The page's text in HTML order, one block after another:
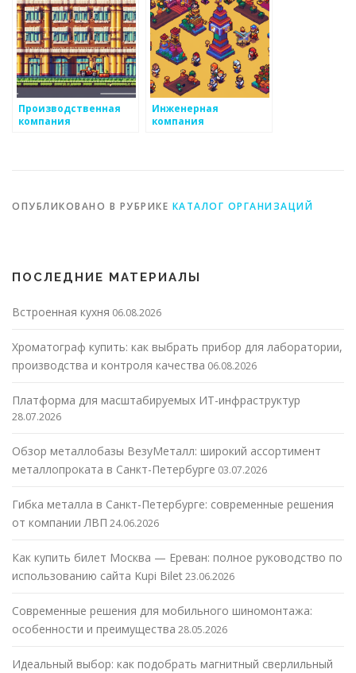
Производственная
компания
Инженерная
компания
ОПУБЛИКОВАНО В РУБРИКЕ КАТАЛОГ ОРГАНИЗАЦИЙ
ПОСЛЕДНИЕ МАТЕРИАЛЫ
Встроенная кухня 06.08.2026
Хроматограф купить: как выбрать прибор для лаборатории,
производства и контроля качества 06.08.2026
Платформа для масштабируемых ИТ-инфраструктур
28.07.2026
Обзор металлобазы ВезуМеталл: широкий ассортимент
металлопроката в Санкт-Петербурге 03.07.2026
Гибка металла в Санкт-Петербурге: современные решения
от компании ЛВП 24.06.2026
Как купить билет Москва — Ереван: полное руководство по
использованию сайта Kupi Bilet23.06.2026
Современные решения для мобильного шиномонтажа:
особенности и преимущества 28.05.2026
Идеальный выбор: как подобрать магнитный сверлильный